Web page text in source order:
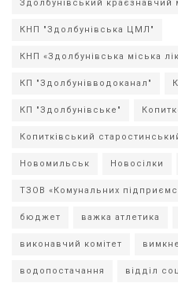
Здолбунівський краєзнавчий
КНП "Здолбунівська ЦМЛ"
КНП «Здолбунівська міська
КП "Здолбунівводоканал"
КП "Здолбунівське"
Копитківський
Новомильськ Новосілки
ТЗОВ «Комунальних
бюджет важка атлетика
виконавчий комітет
водопостачання відділ